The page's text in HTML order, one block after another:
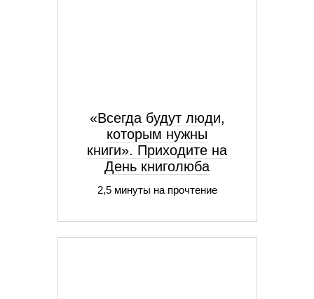
«Всегда будут люди,
которым нужны
книги». Приходите на
День книголюба
2,5 минуты на прочтение